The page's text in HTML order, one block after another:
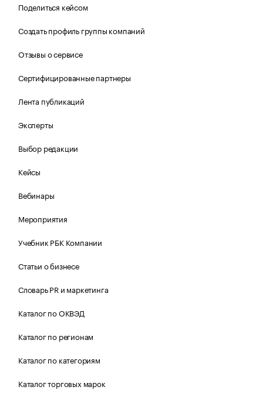
Поделиться кейсом
Создать профиль группы компаний
Отзывы о сервисе
Сертифицированные партнеры
Лента публикаций
Эксперты
Выбор редакции
Кейсы
Вебинары
Мероприятия
Учебник РБК Компании
Статьи о бизнесе
Словарь PR и маркетинга
Каталог по ОКВЭД
Каталог по регионам
Каталог по категориям
Каталог торговых марок